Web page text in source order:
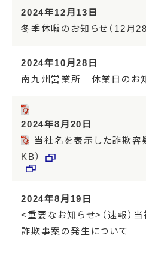
2024年12月13日
冬季休暇のお知らせ（12月
2024年10月28日
南九州営業所 休業日のお知
2024年8月20日
当社名を表示した詐欺容
KB）
2024年8月19日
<重要なお知らせ>（速報）
詐欺事案の発生について